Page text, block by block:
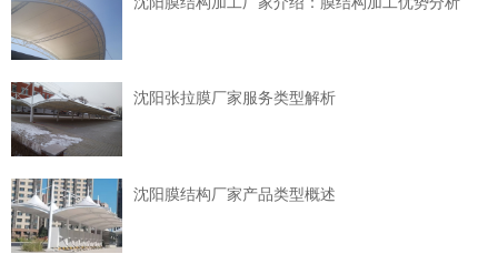
沈阳张拉膜厂家服务类型解析
沈阳膜结构厂家产品类型概述